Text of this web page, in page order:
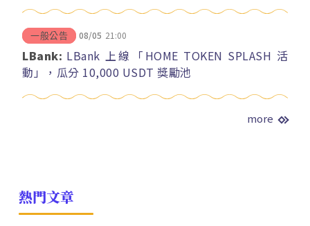
一般公告 08/05 21:00
LBank: LBank 上線「HOME TOKEN SPLASH 活
動」，瓜分 10,000 USDT 獎勵池
more
熱門文章